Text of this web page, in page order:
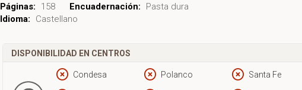
Páginas:
158 Encuadernación:
Pasta dura
Idioma:
Castellano
DISPONIBILIDAD EN CENTROS
Condesa Polanco Santa Fe